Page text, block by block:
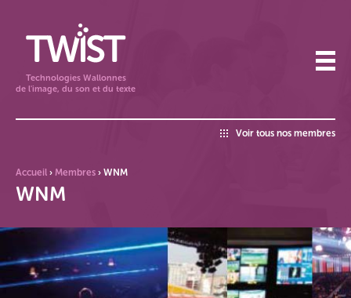
Technologies Wallonnes
de l'image, du son et du texte
Accueil › Membres › WNM
Voir tous nos membres
WNM